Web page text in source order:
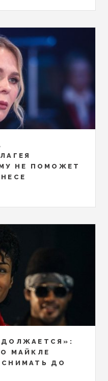
НЕ ПОМОЖЕТ
МАЙКЛЕ
ДО